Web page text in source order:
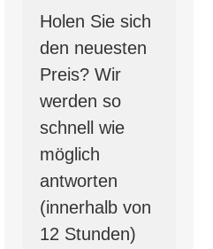
Holen Sie sich
den neuesten
Preis? Wir
werden so
schnell wie
möglich
antworten
(innerhalb von
12 Stunden)